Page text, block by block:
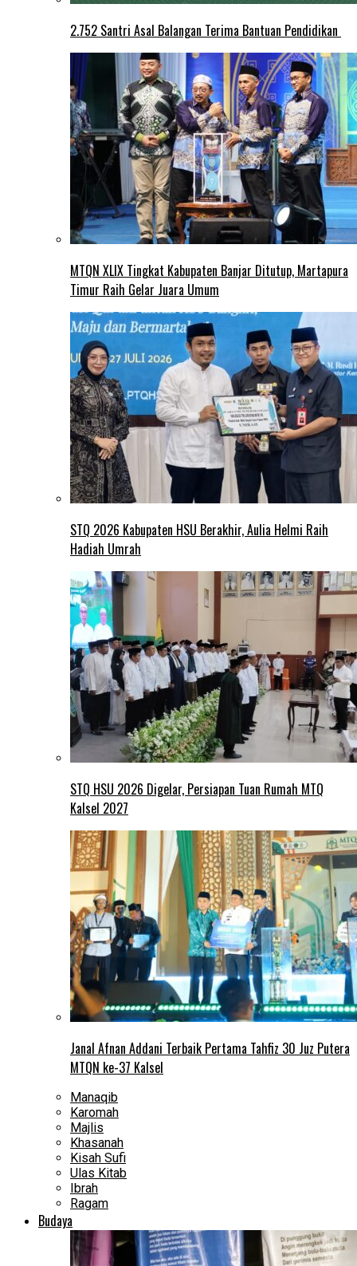
2.752 Santri Asal Balangan Terima Bantuan Pendidikan
MTQN XLIX Tingkat Kabupaten Banjar Ditutup, Martapura
Timur Raih Gelar Juara Umum
STQ 2026 Kabupaten HSU Berakhir, Aulia Helmi Raih
Hadiah Umrah
STQ HSU 2026 Digelar, Persiapan Tuan Rumah MTQ
Kalsel 2027
Janal Afnan Addani Terbaik Pertama Tahfiz 30 Juz Putera
MTQN ke-37 Kalsel
Manaqib
Karomah
Majlis
Khasanah
Kisah Sufi
Ulas Kitab
Ibrah
Ragam
Budaya